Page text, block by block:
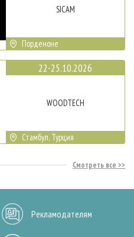
SICAM
Порденоне
22-25.10.2026
WOODTECH
Стамбул, Турция
Смотреть все
Рекламодателям